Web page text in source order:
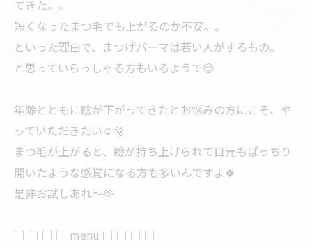
てきた。。
短くなったまつ毛でも上がるのか不安。。
といった理由で、まつげパーマは若い人がするもの。
と思っていらっしゃる方もいるようで😌
年齢とともに瞼が下がってきたとお悩みの方にこそ、や
っていただきたい☺️🫧
まつ毛が上がると、瞼が持ち上げられて目元もぱっちり
開いたような感覚になる方も多いんですよ🍀
是非お試しあれ〜🫶
□ □ □ □ menu □ □ □ □